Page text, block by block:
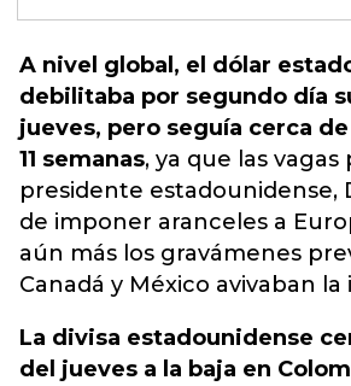
A nivel global, el dólar
debilitaba por segundo día
jueves, pero seguía cerca
11 semanas, ya que las vagas
presidente estadounidense,
de imponer aranceles a
aún más los gravámenes
Canadá y México avivaban
La divisa estadounidense
del jueves a la baja en